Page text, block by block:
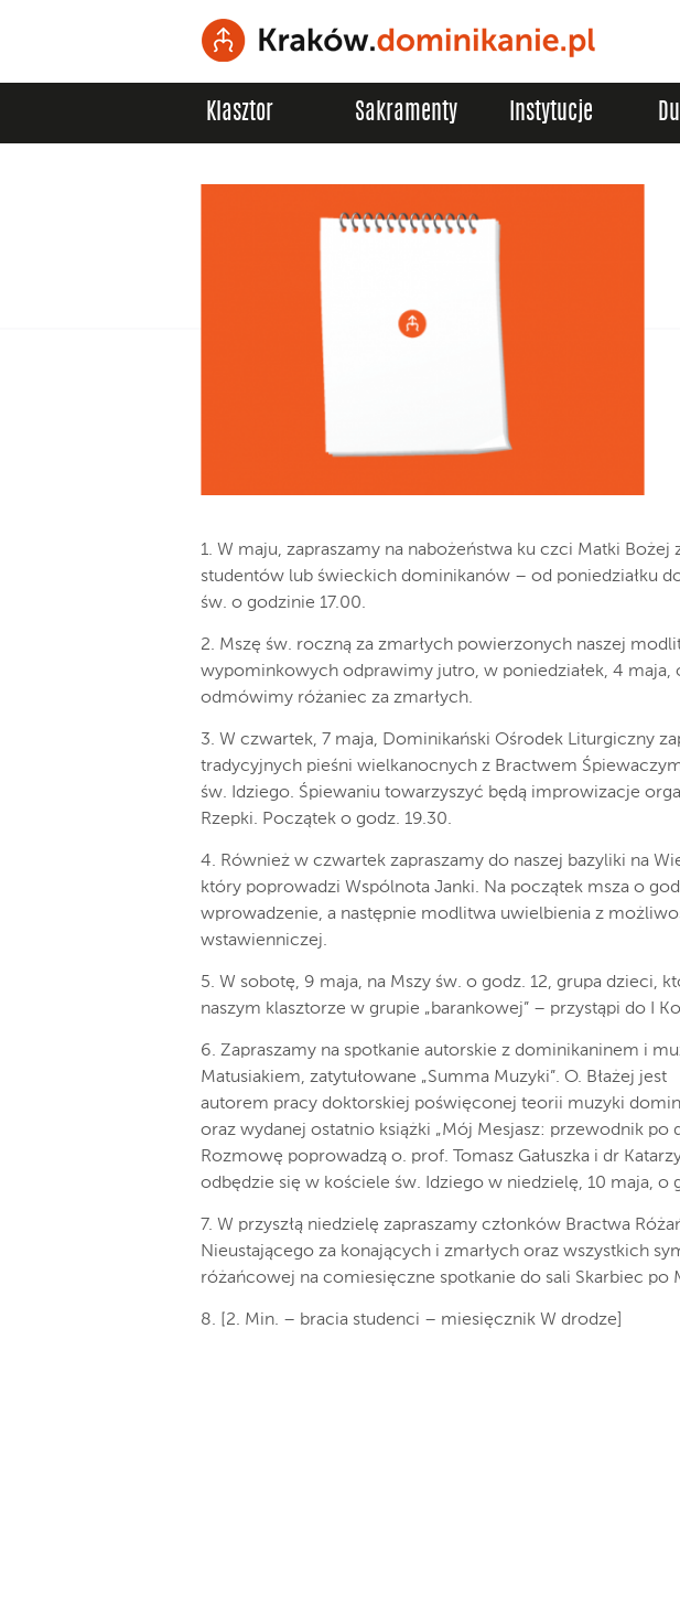
Klasztor Sakramenty Instytucje
1. W maju, zapraszamy na nabożeństwa ku czci Matki
studentów lub świeckich dominikanów – od poniedziałku
św. o godzinie 17.00.
2. Mszę św. roczną za zmarłych powierzonych naszej
wypominkowych odprawimy jutro, w poniedziałek, 4 maja,
odmówimy różaniec za zmarłych.
3. W czwartek, 7 maja, Dominikański Ośrodek Liturgiczny
tradycyjnych pieśni wielkanocnych z Bractwem
św. Idziego. Śpiewaniu towarzyszyć będą improwizacje
Rzepki. Początek o godz. 19.30.
4. Również w czwartek zapraszamy do naszej bazyliki na
który poprowadzi Wspólnota Janki. Na początek msza o
wprowadzenie, a następnie modlitwa uwielbienia z
wstawienniczej.
5. W sobotę, 9 maja, na Mszy św. o godz. 12, grupa dzieci,
naszym klasztorze w grupie „barankowej” – przystąpi do I
6. Zapraszamy na spotkanie autorskie z dominikaninem i
Matusiakiem, zatytułowane „Summa Muzyki”. O. Błażej jest
autorem pracy doktorskiej poświęconej teorii muzyki
oraz wydanej ostatnio książki „Mój Mesjasz: przewodnik po
Rozmowę poprowadzą o. prof. Tomasz Gałuszka i dr
odbędzie się w kościele św. Idziego w niedzielę, 10 maja, o
7. W przyszłą niedzielę zapraszamy członków Bractwa
Nieustającego za konających i zmarłych oraz wszystkich
różańcowej na comiesięczne spotkanie do sali Skarbiec po
8. [2. Min. – bracia studenci – miesięcznik W drodze]